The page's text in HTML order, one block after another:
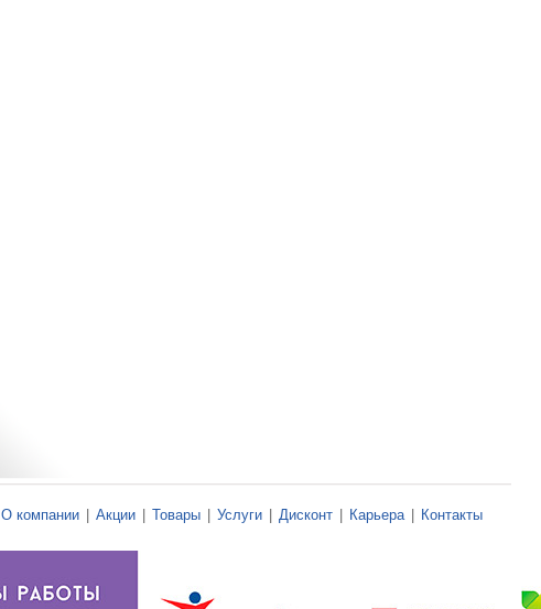
О компании Акции Товары Услуги Дисконт Карьера Контакты